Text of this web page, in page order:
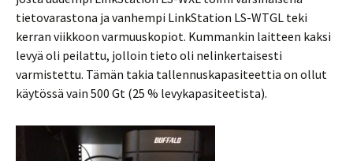
tietovarastona ja vanhempi LinkStation LS-WTGL teki
kerran viikkoon varmuuskopiot. Kummankin laitteen kaksi
levyä oli peilattu, jolloin tieto oli nelinkertaisesti
varmistettu. Tämän takia tallennuskapasiteettia on ollut
käytössä vain 500 Gt (25 % levykapasiteetista).